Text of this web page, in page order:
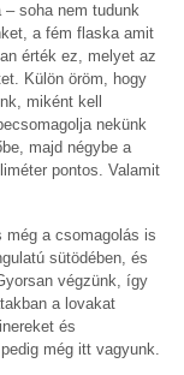
soha nem tudunk
a fém flaska amit
érték ez, melyet az
Külön öröm, hogy
miként kell
nekünk
majd négybe a
pontos. Valamit
még a csomagolás is
sütödében, és
végzünk, így
a lovakat
és
még itt vagyunk.